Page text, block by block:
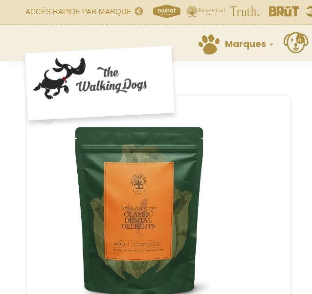
ACCÈS RAPIDE PAR MARQUE
Marques